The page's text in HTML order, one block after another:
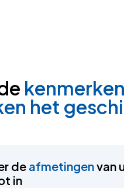
kenmerken
het
de afmetingenvan
in